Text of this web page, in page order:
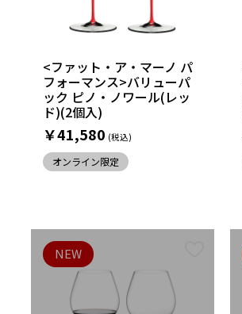
<ファット・ア・マーノ パ
フォーマンス>バリューパ
ック ピノ・ノワール(レッ
ド)(2個入)
￥41,580
オンライン限定
NEW